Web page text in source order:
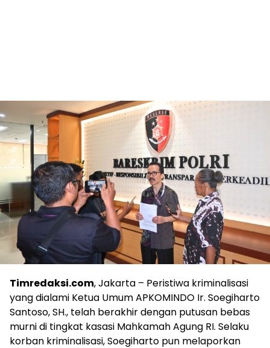
Timredaksi.com, Jakarta – Peristiwa kriminalisasi
yang dialami Ketua Umum APKOMINDO Ir. Soegiharto
Santoso, SH., telah berakhir dengan putusan bebas
murni di tingkat kasasi Mahkamah Agung RI. Selaku
korban kriminalisasi, Soegiharto pun melaporkan